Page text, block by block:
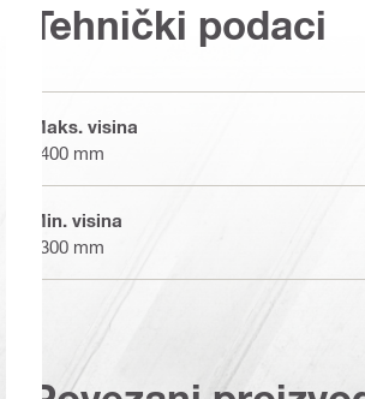
Tehnički podaci
Maks. visina
2400 mm
Min. visina
1300 mm